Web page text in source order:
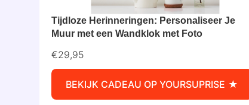
Tijdloze Herinneringen: Personaliseer Je
Muur met een Wandklok met Foto
€29,95
BEKIJK CADEAU OP YOURSUPRISE